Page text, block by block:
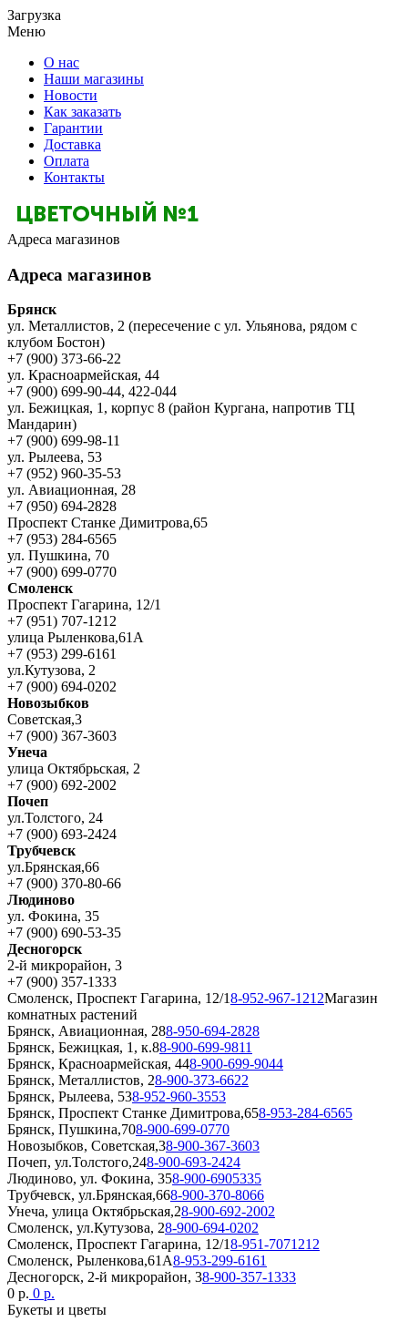
Загрузка
Меню
О нас
Наши магазины
Новости
Как заказать
Гарантии
Доставка
Оплата
Контакты
Адреса магазинов
Адреса магазинов
Брянск
ул. Металлистов, 2 (пересечение с ул. Ульянова, рядом с
клубом Бостон)
+7 (900) 373-66-22
ул. Красноармейская, 44
+7 (900) 699-90-44, 422-044
ул. Бежицкая, 1, корпус 8 (район Кургана, напротив ТЦ
Мандарин)
+7 (900) 699-98-11
ул. Рылеева, 53
+7 (952) 960-35-53
ул. Авиационная, 28
+7 (950) 694-2828
Проспект Станке Димитрова,65
+7 (953) 284-6565
ул. Пушкина, 70
+7 (900) 699-0770
Смоленск
Проспект Гагарина, 12/1
+7 (951) 707-1212
улица Рыленкова,61А
+7 (953) 299-6161
ул.Кутузова, 2
+7 (900) 694-0202
Новозыбков
Советская,3
+7 (900) 367-3603
Унеча
улица Октябрьская, 2
+7 (900) 692-2002
Почеп
ул.Толстого, 24
+7 (900) 693-2424
Трубчевск
ул.Брянская,66
+7 (900) 370-80-66
Людиново
ул. Фокина, 35
+7 (900) 690-53-35
Десногорск
2-й микрорайон, 3
+7 (900) 357-1333
Смоленск, Проспект Гагарина, 12/18-952-967-1212Магазин
комнатных растений
Брянск, Авиационная, 288-950-694-2828
Брянск, Бежицкая, 1, к.88-900-699-9811
Брянск, Красноармейская, 448-900-699-9044
Брянск, Металлистов, 28-900-373-6622
Брянск, Рылеева, 538-952-960-3553
Брянск, Проспект Станке Димитрова,658-953-284-6565
Брянск, Пушкина,708-900-699-0770
Новозыбков, Советская,38-900-367-3603
Почеп, ул.Толстого,248-900-693-2424
Людиново, ул. Фокина, 358-900-6905335
Трубчевск, ул.Брянская,668-900-370-8066
Унеча, улица Октябрьская,28-900-692-2002
Смоленск, ул.Кутузова, 28-900-694-0202
Смоленск, Проспект Гагарина, 12/18-951-7071212
Смоленск, Рыленкова,61А8-953-299-6161
Десногорск, 2-й микрорайон, 38-900-357-1333
0 р. 0 р.
Букеты и цветы